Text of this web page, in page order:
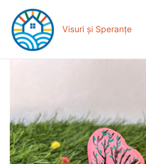
content
Visuri și Speranțe